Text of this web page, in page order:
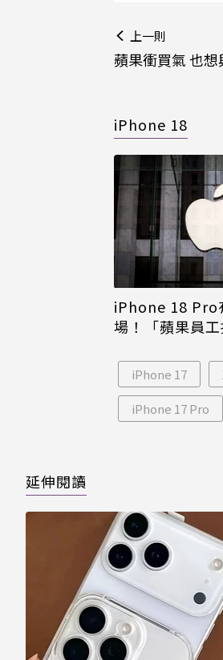
上一則
蘋果衝買氣 也
iPhone 18
iPhone 18 Pro
場！「蘋果員
iPhone 17
iPhone 17 Pro
延伸閱讀